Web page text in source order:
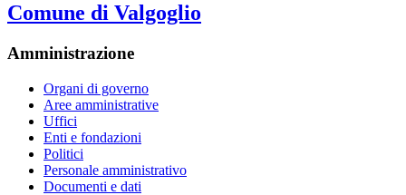
Comune di Valgoglio
Amministrazione
Organi di governo
Aree amministrative
Uffici
Enti e fondazioni
Politici
Personale amministrativo
Documenti e dati